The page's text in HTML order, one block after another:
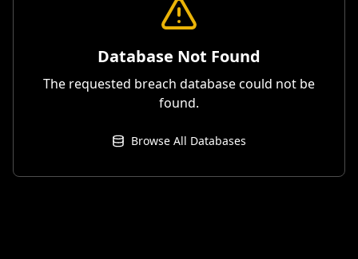
Database Not Found
The requested breach database could not be
found.
Browse All Databases